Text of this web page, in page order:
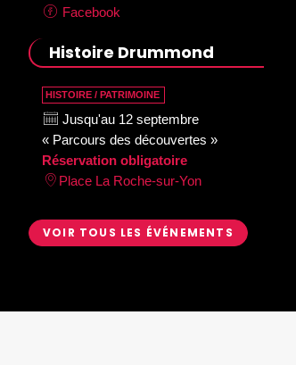
Facebook
Histoire Drummond
HISTOIRE / PATRIMOINE
Jusqu'au 12 septembre
« Parcours des découvertes »
Réservation obligatoire
Place La Roche-sur-Yon
VOIR TOUS LES ÉVÉNEMENTS